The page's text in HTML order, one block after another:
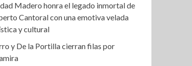
Madero honra el legado inmortal de
Cantoral con una emotiva velada
y cultural
y De la Portilla cierran filas por